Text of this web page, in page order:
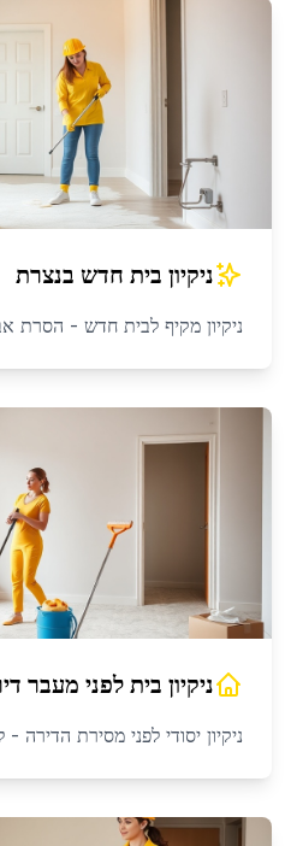
ניקיון בית חדש בנצרת
ניקיון מקיף לבית חדש - הסרת
ניקיון בית לפני מעבר
ניקיון יסודי לפני מסירת